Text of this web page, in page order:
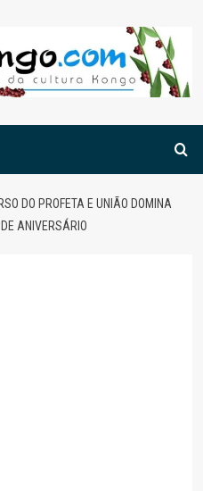
DO PROFETA E UNIÃO DOMINA
ANIVERSÁRIO